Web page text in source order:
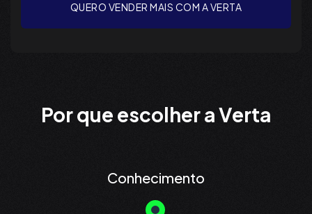
QUERO VENDER MAIS COM A VERTA
Por que escolher a Verta
Conhecimento